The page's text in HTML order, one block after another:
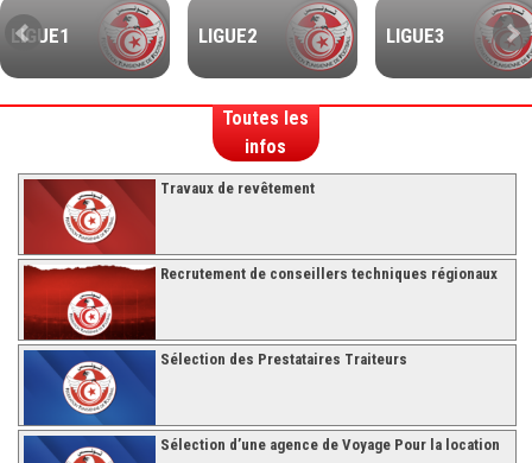
-Ligue I-
-Ligue II-
LIGUE1 LIGUE2 LIGUE3
Toutes les
infos
Travaux de revêtement
Recrutement de conseillers techniques régionaux
Sélection des Prestataires Traiteurs
Sélection d’une agence de Voyage Pour la location